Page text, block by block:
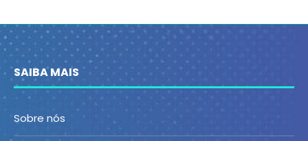
SAIBA MAIS
Sobre nós